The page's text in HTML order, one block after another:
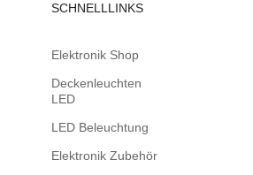
SCHNELLLINKS
Elektronik Shop
Deckenleuchten
LED
LED Beleuchtung
Elektronik Zubehör